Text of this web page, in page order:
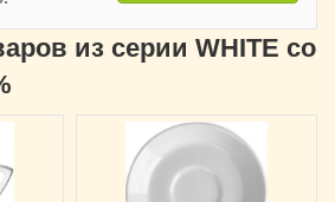
из серии WHITE со